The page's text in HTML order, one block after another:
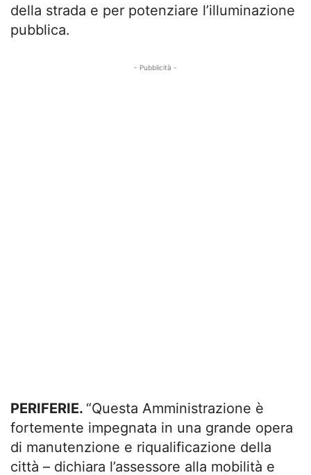
della strada e per potenziare l’illuminazione
pubblica.
- Pubblicità -
PERIFERIE. “Questa Amministrazione è
fortemente impegnata in una grande opera
di manutenzione e riqualificazione della
città – dichiara l’assessore alla mobilità e